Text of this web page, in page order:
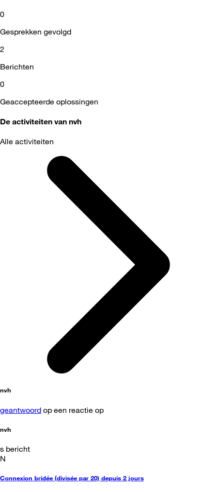
0
Gesprekken gevolgd
2
Berichten
0
Geaccepteerde oplossingen
De activiteiten van nvh
Alle activiteiten
nvh
geantwoord op een reactie op
nvh
s bericht
N
Connexion bridée (divisée par 20) depuis 2 jours